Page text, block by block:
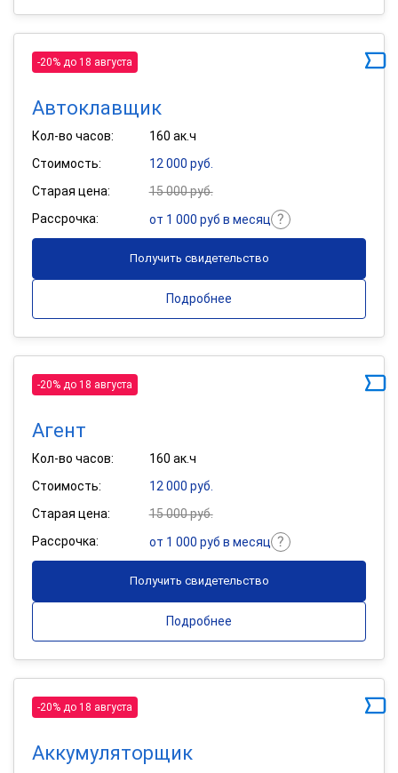
-20% до 18 августа
Автоклавщик
Кол-во часов:
160 ак.ч
Стоимость:
12 000 руб.
Старая цена:
15 000 руб.
Рассрочка:
от 1 000 руб в месяц
Получить свидетельство
Подробнее
-20% до 18 августа
Агент
Кол-во часов:
160 ак.ч
Стоимость:
12 000 руб.
Старая цена:
15 000 руб.
Рассрочка:
от 1 000 руб в месяц
Получить свидетельство
Подробнее
-20% до 18 августа
Аккумуляторщик